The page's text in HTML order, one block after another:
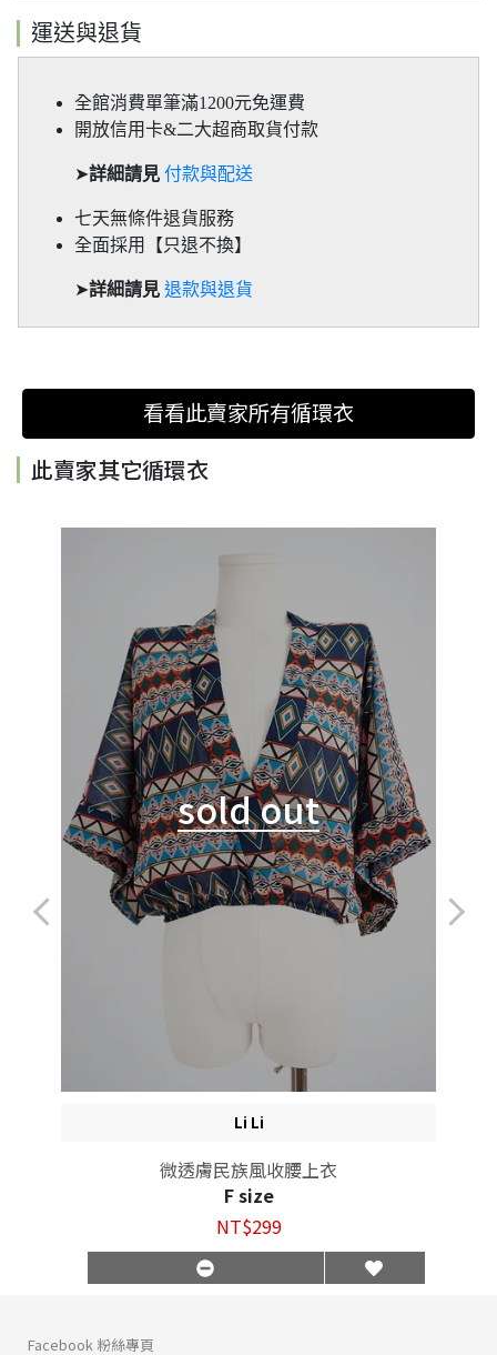
運送與退貨
全館消費單筆滿1200元免運費
開放信用卡&二大超商取貨付款
➤詳細請見 付款與配送
七天無條件退貨服務
全面採用【只退不換】
➤詳細請見 退款與退貨
看看此賣家所有循環衣
此賣家其它循環衣
sold out
Li Li
微透膚民族風收腰上衣
F size
NT$299
Facebook 粉絲專頁